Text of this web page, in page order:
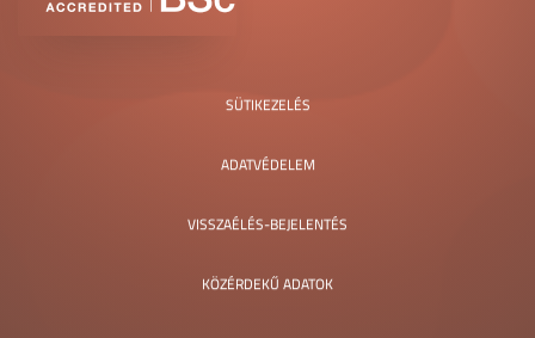
SÜTIKEZELÉS
ADATVÉDELEM
VISSZAÉLÉS-BEJELENTÉS
KÖZÉRDEKŰ ADATOK